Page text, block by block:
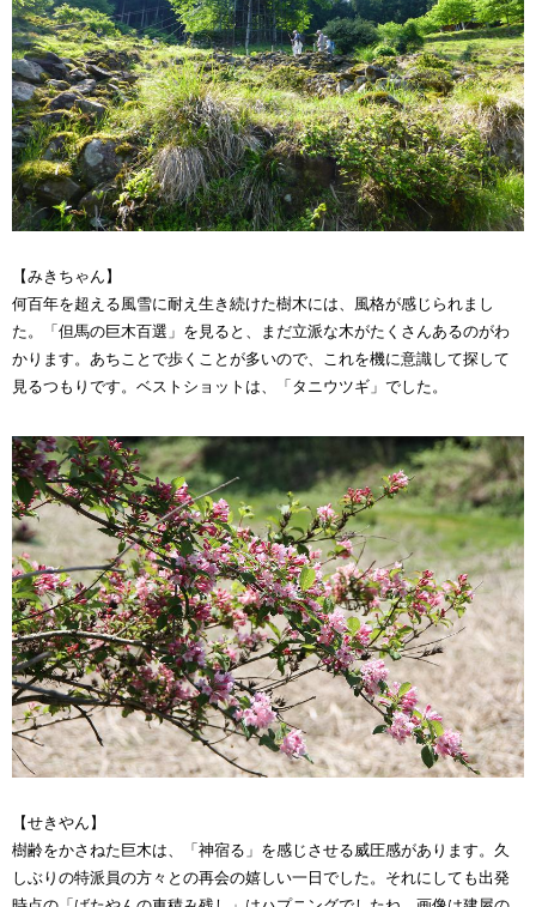
【みきちゃん】
何百年を超える風雪に耐え生き続けた樹木には、風格が感じられまし
た。「但馬の巨木百選」を見ると、まだ立派な木がたくさんあるのがわ
かります。あちことで歩くことが多いので、これを機に意識して探して
見るつもりです。ベストショットは、「タニウツギ」でした。
【せきやん】
樹齢をかさねた巨木は、「神宿る」を感じさせる威圧感があります。久
しぶりの特派員の方々との再会の嬉しい一日でした。それにしても出発